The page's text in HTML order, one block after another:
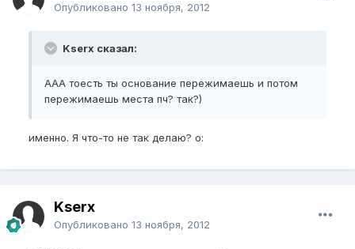
Опубликовано 13 ноября, 2012
Kserx сказал:
ААА тоесть ты основание пережимаешь и потом
пережимаешь места пч? так?)
именно. Я что-то не так делаю? o:
Kserx
Опубликовано 13 ноября, 2012